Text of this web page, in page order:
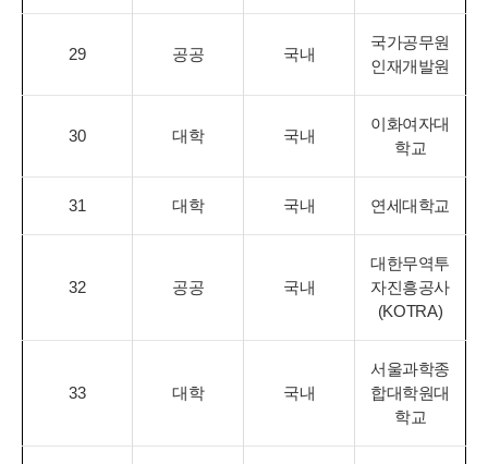
29 공공 국내
국가공무원
인재개발원
30 대학 국내
이화여자대
학교
31 대학 국내 연세대학교
32 공공 국내
대한무역투
자진흥공사
(KOTRA)
33 대학 국내
서울과학종
합대학원대
학교